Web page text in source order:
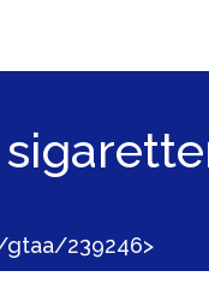
239246>